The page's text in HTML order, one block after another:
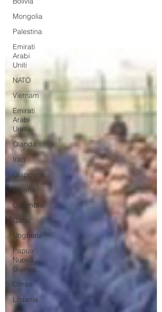
Mongolia
Palestina
Emirati
Arabi
Uniti
NATO
Vietnam
Emirati
Arabi
Uniti
Olanda
Iraq
Giappone
Algeria
Colombia
Qatar
Ungheria
Papua
Nuova
Guinea
Oman
Lituania